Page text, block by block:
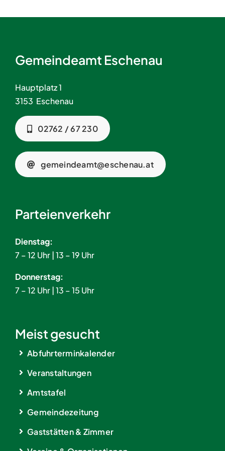
Gemeindeamt Eschenau
Hauptplatz 1
3153 Eschenau
02762 / 67 230
gemeindeamt@eschenau.at
Parteienverkehr
Dienstag:
7 – 12 Uhr | 13 – 19 Uhr
Donnerstag:
7 – 12 Uhr | 13 – 15 Uhr
Meist gesucht
Abfuhrterminkalender
Veranstaltungen
Amtstafel
Gemeindezeitung
Gaststätten & Zimmer